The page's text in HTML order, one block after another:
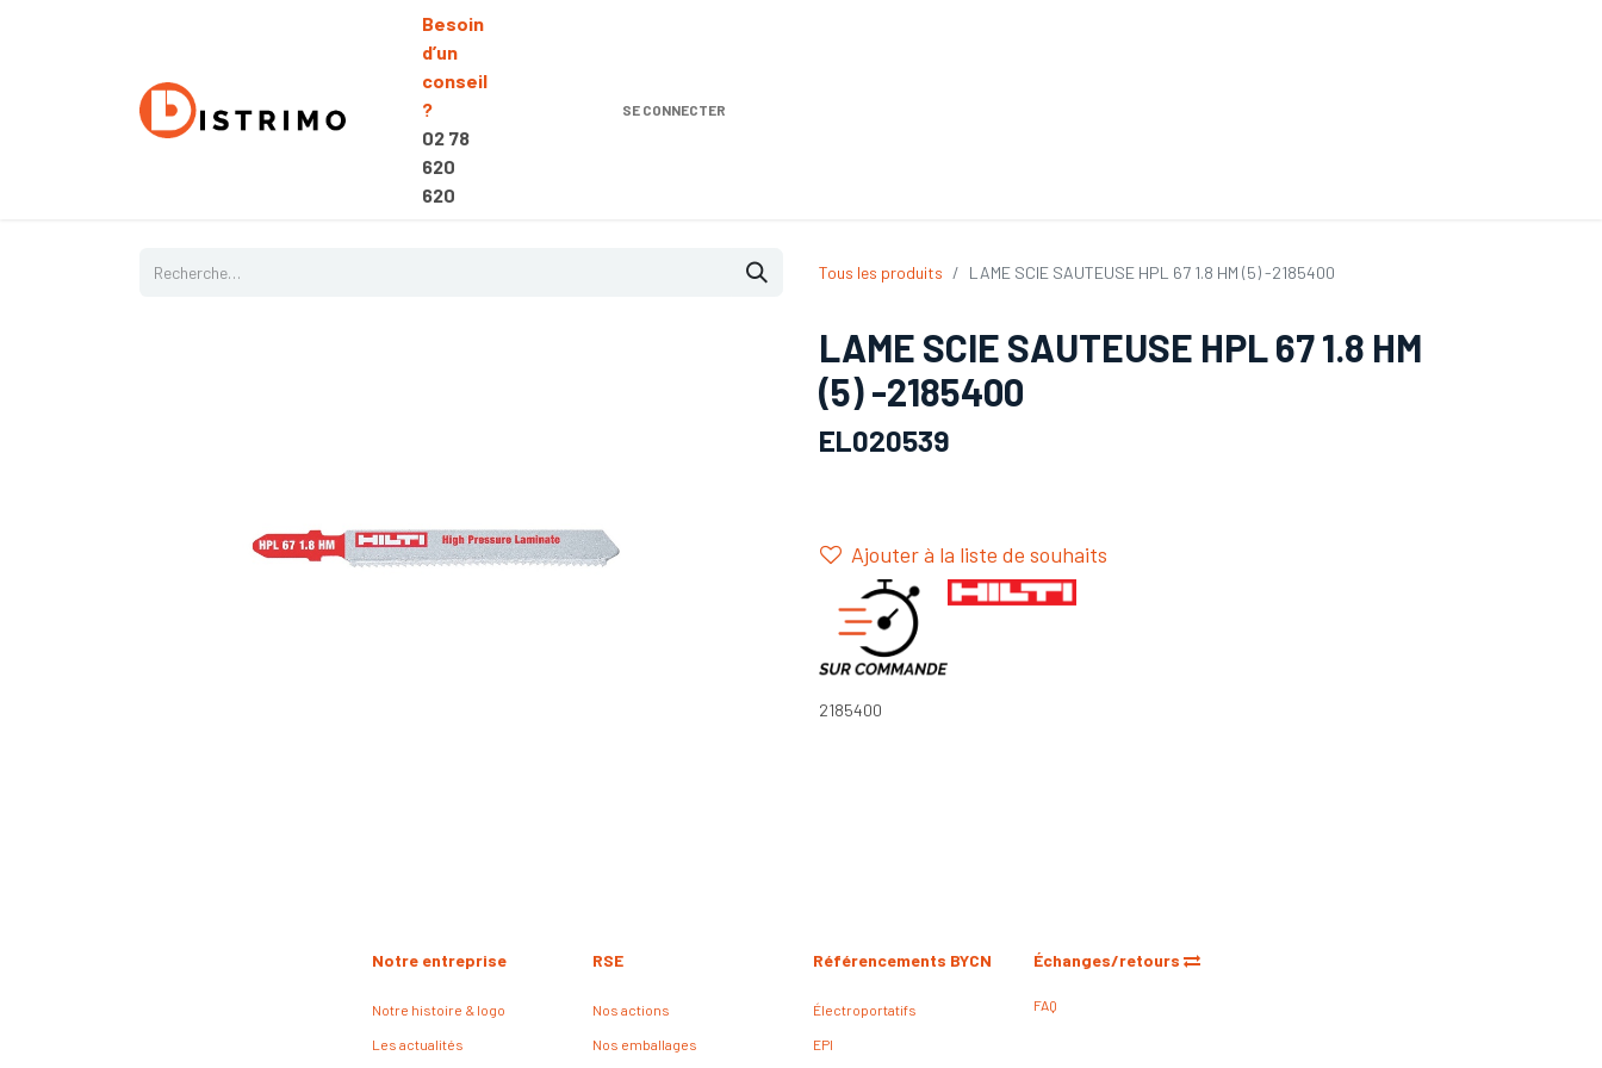
Besoin
d’un
conseil
?
02 78
620
620
SE CONNECTER
Tous les produits LAME SCIE SAUTEUSE HPL 67 1.8 HM (5) -2185400
LAME SCIE SAUTEUSE HPL 67 1.8 HM
(5) -2185400
EL020539
Ajouter à la liste de souhaits
2185400
Échanges/retours
FAQ
Référencements BYCN
Électroportatifs
EPI
RSE
Nos actions
Nos emballages
Notre entreprise
Notre histoire & logo
Les actualités